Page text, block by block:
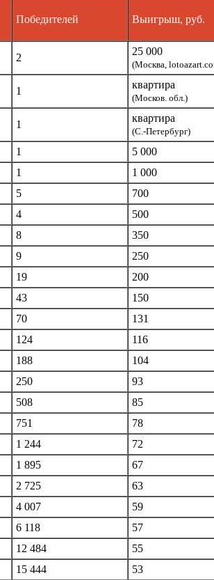
Победителей Выигрыш, руб.
2
25 000
(Москва,
1
квартира
(Москов. обл.)
1
квартира
(С.-Петербург)
1
5 000
1
1 000
5
700
4
500
8
350
9
250
19
200
43
150
70
131
124
116
188
104
250
93
508
85
751
78
1 244
72
1 895
67
2 725
63
4 007
59
6 118
57
12 484
55
15 444
53